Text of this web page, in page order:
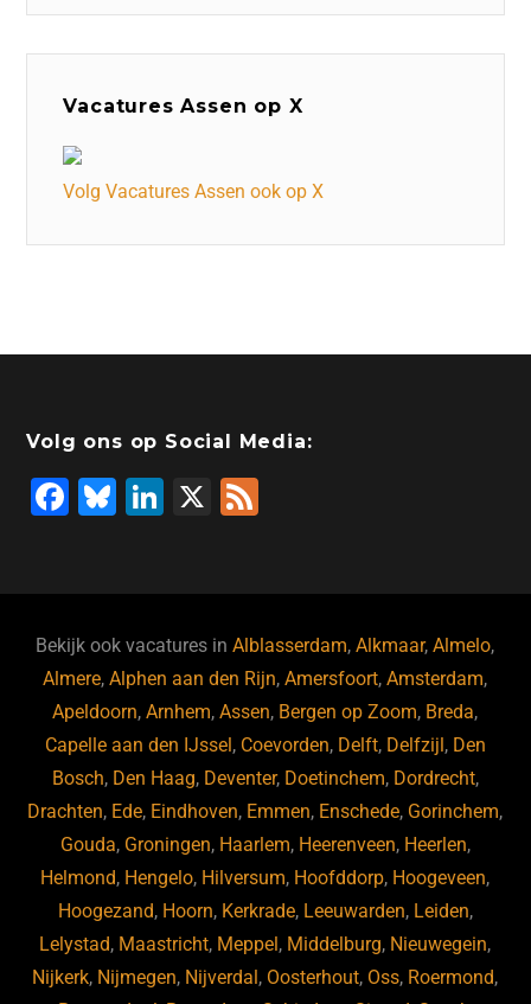
Vacatures Assen op X
Volg Vacatures Assen ook op X
Volg ons op Social Media:
F
b
o
o
k
Bl
ky
Li
dI
n
X
Bekijk ook vacatures inAlblasserdam,Alkmaar,Almelo,
Almere,Alphen aan den Rijn,Amersfoort,Amsterdam,
Apeldoorn,Arnhem,Assen, Bergen op Zoom, Breda,
Capelle aan den IJssel, Coevorden, Delft, Delfzijl, Den
Bosch, Den Haag, Deventer, Doetinchem, Dordrecht,
Drachten, Ede, Eindhoven, Emmen, Enschede, Gorinchem,
Gouda, Groningen, Haarlem, Heerenveen, Heerlen,
Helmond, Hengelo, Hilversum, Hoofddorp, Hoogeveen,
Hoogezand, Hoorn, Kerkrade, Leeuwarden, Leiden,
Lelystad, Maastricht, Meppel, Middelburg, Nieuwegein,
Nijkerk, Nijmegen, Nijverdal, Oosterhout, Oss, Roermond,